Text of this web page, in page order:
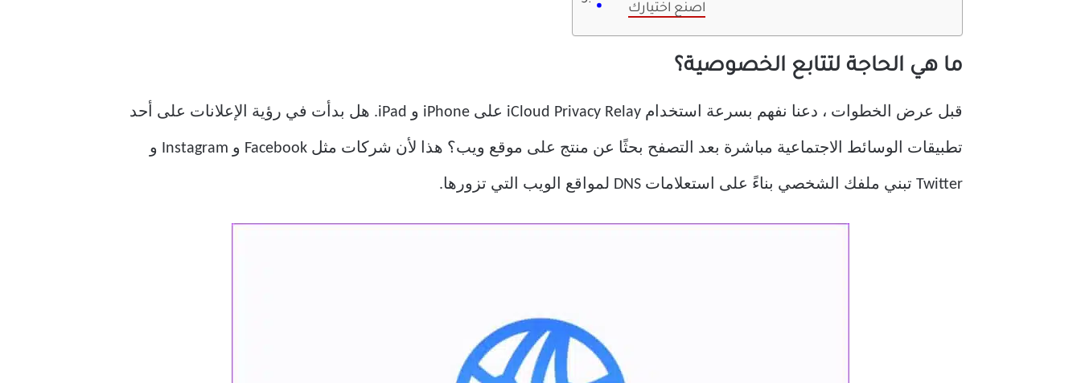
اصنع اختيارك
ما هي الحاجة لتتابع الخصوصية؟
قبل عرض الخطوات ، دعنا نفهم بسرعة استخدام iCloud Privacy Relay على iPhone و iPad. هل بدأت في رؤية الإعلانات على أحد
تطبيقات الوسائط الاجتماعية مباشرة بعد التصفح بحثًا عن منتج على موقع ويب؟ هذا لأن شركات مثل Facebook و Instagram و
Twitter تبني ملفك الشخصي بناءً على استعلامات DNS لمواقع الويب التي تزورها.